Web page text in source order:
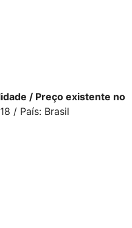
/ Preço existente no
/ País: Brasil